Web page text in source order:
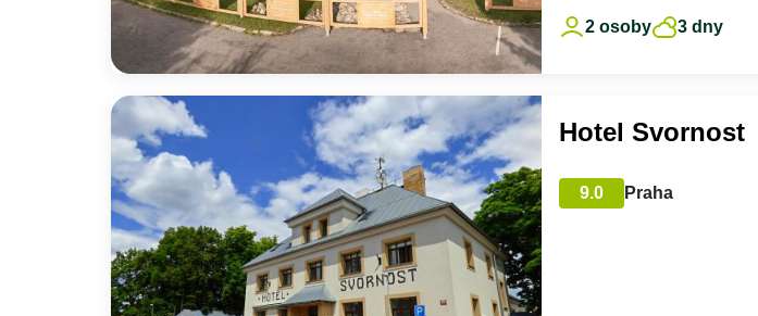
2 osoby 3 dny
Hotel Svornost
9.0 Praha